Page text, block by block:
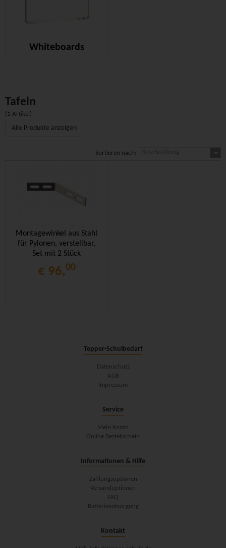
Whiteboards
Tafeln
(1 Artikel)
Alle Produkte anzeigen
Sortieren nach:
Montagewinkel aus Stahl
für Pylonen, verstellbar,
Set mit 2 Stück
€ 96,00
Tepper-Schulbedarf
Datenschutz
AGB
Impressum
Service
Mein Konto
Online Bestellschein
Informationen & Hilfe
Zahlungsoptionen
Versandoptionen
FAQ
Batterieentsorgung
Kontakt